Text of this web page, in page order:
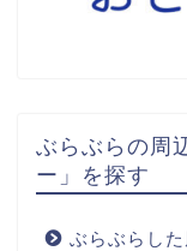
ぶらぶらの周
ー」を探す
ぶらぶらし